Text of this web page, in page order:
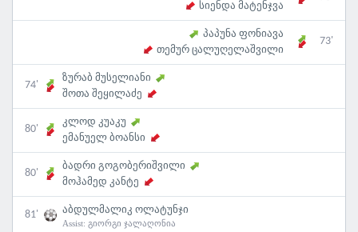
სიენდა მატენჯვა
პაპუნა ფონიავა
თემურ ცალუღელაშვილი
73'
74'
ზურაბ მუსელიანი
შოთა შეყილაძე
80'
კლოდ კუაკუ
ემანუელ ბოანსი
80'
ბადრი გოგობერიშვილი
მოჰამედ კანტე
81' აბდულმალიკ ოლატუნჯი
Assist: გიორგი ჯალაღონია